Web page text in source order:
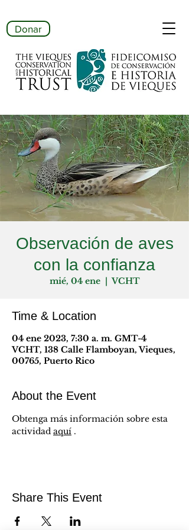
Donar
Observación de aves
con la confianza
mié, 04 ene
  |
VCHT
Time & Location
04 ene 2023, 7:30 a. m. GMT-4
VCHT, 138 Calle Flamboyan, Vieques,
00765, Puerto Rico
About the Event
Obtenga más información sobre esta
actividad aquí .
Share This Event